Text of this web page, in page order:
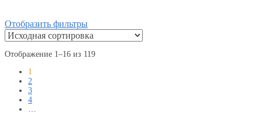
Отобразить фильтры
Отображение 1–16 из 119
1
2
3
4